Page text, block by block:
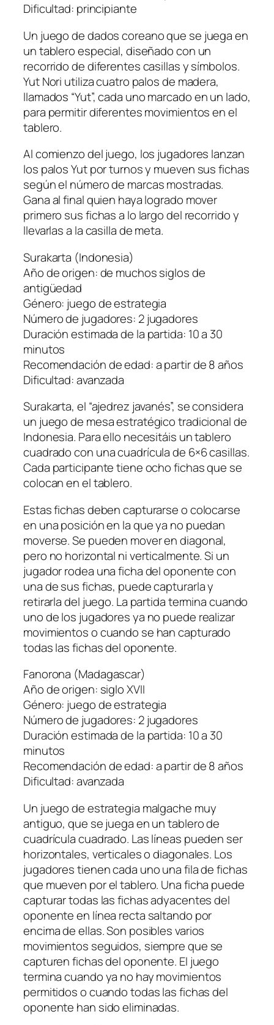
Dificultad: principiante
Un juego de dados coreano que se juega en
un tablero especial, diseñado con un
recorrido de diferentes casillas y símbolos.
Yut Nori utiliza cuatro palos de madera,
llamados “Yut”, cada uno marcado en un lado,
para permitir diferentes movimientos en el
tablero.
Al comienzo del juego, los jugadores lanzan
los palos Yut por turnos y mueven sus fichas
según el número de marcas mostradas.
Gana al final quien haya logrado mover
primero sus fichas a lo largo del recorrido y
llevarlas a la casilla de meta.
Surakarta (Indonesia)
Año de origen: de muchos siglos de
antigüedad
Género: juego de estrategia
Número de jugadores: 2 jugadores
Duración estimada de la partida: 10 a 30
minutos
Recomendación de edad: a partir de 8 años
Dificultad: avanzada
Surakarta, el “ajedrez javanés”, se considera
un juego de mesa estratégico tradicional de
Indonesia. Para ello necesitáis un tablero
cuadrado con una cuadrícula de 6×6 casillas.
Cada participante tiene ocho fichas que se
colocan en el tablero.
Estas fichas deben capturarse o colocarse
en una posición en la que ya no puedan
moverse. Se pueden mover en diagonal,
pero no horizontal ni verticalmente. Si un
jugador rodea una ficha del oponente con
una de sus fichas, puede capturarla y
retirarla del juego. La partida termina cuando
uno de los jugadores ya no puede realizar
movimientos o cuando se han capturado
todas las fichas del oponente.
Fanorona (Madagascar)
Año de origen: siglo XVII
Género: juego de estrategia
Número de jugadores: 2 jugadores
Duración estimada de la partida: 10 a 30
minutos
Recomendación de edad: a partir de 8 años
Dificultad: avanzada
Un juego de estrategia malgache muy
antiguo, que se juega en un tablero de
cuadrícula cuadrado. Las líneas pueden ser
horizontales, verticales o diagonales. Los
jugadores tienen cada uno una fila de fichas
que mueven por el tablero. Una ficha puede
capturar todas las fichas adyacentes del
oponente en línea recta saltando por
encima de ellas. Son posibles varios
movimientos seguidos, siempre que se
capturen fichas del oponente. El juego
termina cuando ya no hay movimientos
permitidos o cuando todas las fichas del
oponente han sido eliminadas.